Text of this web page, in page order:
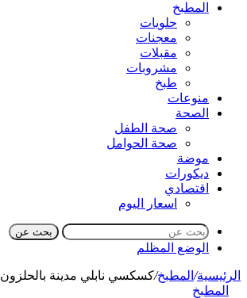
المطبخ
حلويات
معجنات
مقبلات
مشروبات
طبخ
منوعات
الصحة
صحة الطفل
صحة الحوامل
موضة
ديكورات
اقتصادي
اسعار اليوم
بحث عن
الوضع المظلم
الرئيسية/ المطبخ/كسكسي نابلي مدينة بالحلزون
المطبخ